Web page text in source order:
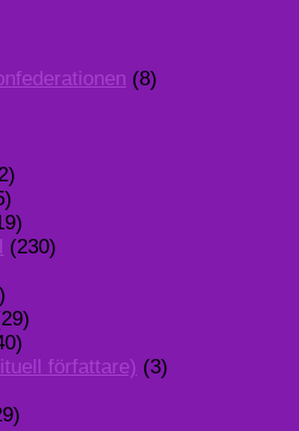
(8)
(230)
författare) (3)